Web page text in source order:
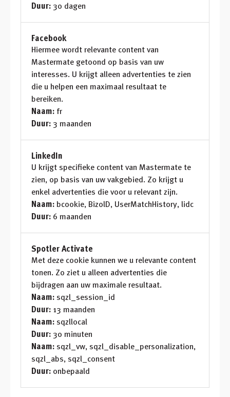
Duur: 30 dagen
Facebook
Hiermee wordt relevante content van
Mastermate getoond op basis van uw
interesses. U krijgt alleen advertenties te zien
die u helpen een maximaal resultaat te
bereiken.
Naam: fr
Duur: 3 maanden
LinkedIn
U krijgt specifieke content van Mastermate te
zien, op basis van uw vakgebied. Zo krijgt u
enkel advertenties die voor u relevant zijn.
Naam:bcookie, BizolD, UserMatchHistory, lidc
Duur: 6 maanden
Spotler Activate
Met deze cookie kunnen we u relevante content
tonen. Zo ziet u alleen advertenties die
bijdragen aan uw maximale resultaat.
Naam: sqzl_session_id
Duur: 13 maanden
Naam: sqzllocal
Duur: 30 minuten
Naam: sqzl_vw, sqzl_disable_personalization,
sqzl_abs, sqzl_consent
Duur: onbepaald